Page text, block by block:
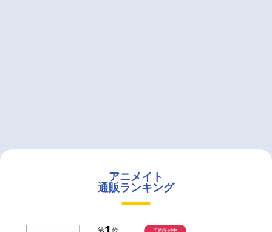
アニメイト
通販ランキング
第 位 予約受付中